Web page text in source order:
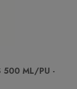
500 ML/PU -